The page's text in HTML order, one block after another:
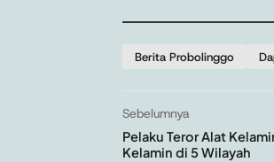
Berita Probolinggo
Sebelumnya
Pelaku Teror Alat
Kelamin di 5 Wilayah